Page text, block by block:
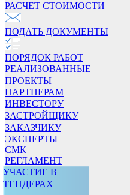
РАСЧЕТ СТОИМОCТИ
ПОДАТЬ ДОКУМЕНТЫ
ПОРЯДОК РАБОТ
РЕАЛИЗОВАННЫЕ
ПРОЕКТЫ
ПАРТНЕРАМ
ИНВЕСТОРУ
ЗАСТРОЙЩИКУ
ЗАКАЗЧИКУ
ЭКСПЕРТЫ
СМК
РЕГЛАМЕНТ
УЧАСТИЕ В
ТЕНДЕРАХ